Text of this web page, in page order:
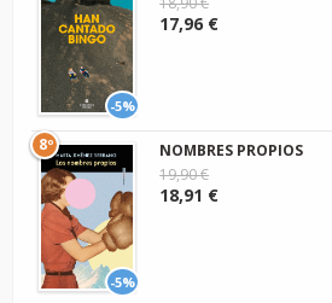
-5%
17,96 €
-5%
8º
NOMBRES PROPIOS
19,90 €
18,91 €